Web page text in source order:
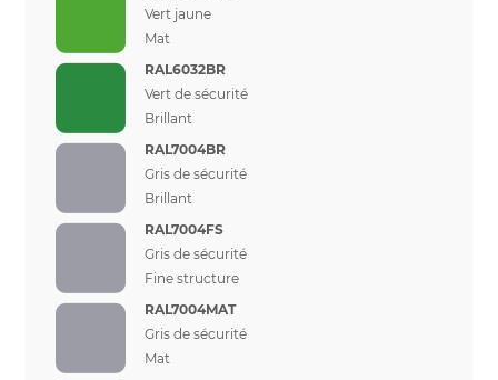
Vert jaune
Mat
RAL6032BR
Vert de sécurité
Brillant
RAL7004BR
Gris de sécurité
Brillant
RAL7004FS
Gris de sécurité
Fine structure
RAL7004MAT
Gris de sécurité
Mat